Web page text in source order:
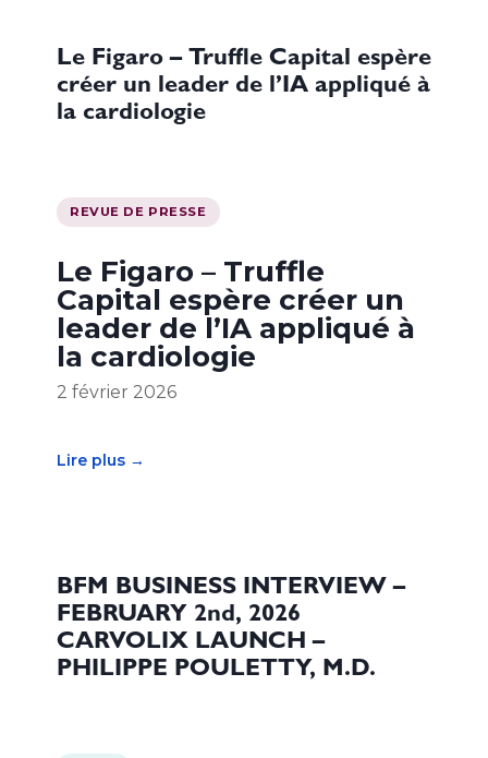
Le Figaro – Truffle Capital espère
créer un leader de l’IA appliqué à
la cardiologie
REVUE DE PRESSE
Le Figaro – Truffle
Capital espère créer un
leader de l’IA appliqué à
la cardiologie
2 février 2026
Lire plus →
BFM BUSINESS INTERVIEW –
FEBRUARY 2nd, 2026
CARVOLIX LAUNCH –
PHILIPPE POULETTY, M.D.